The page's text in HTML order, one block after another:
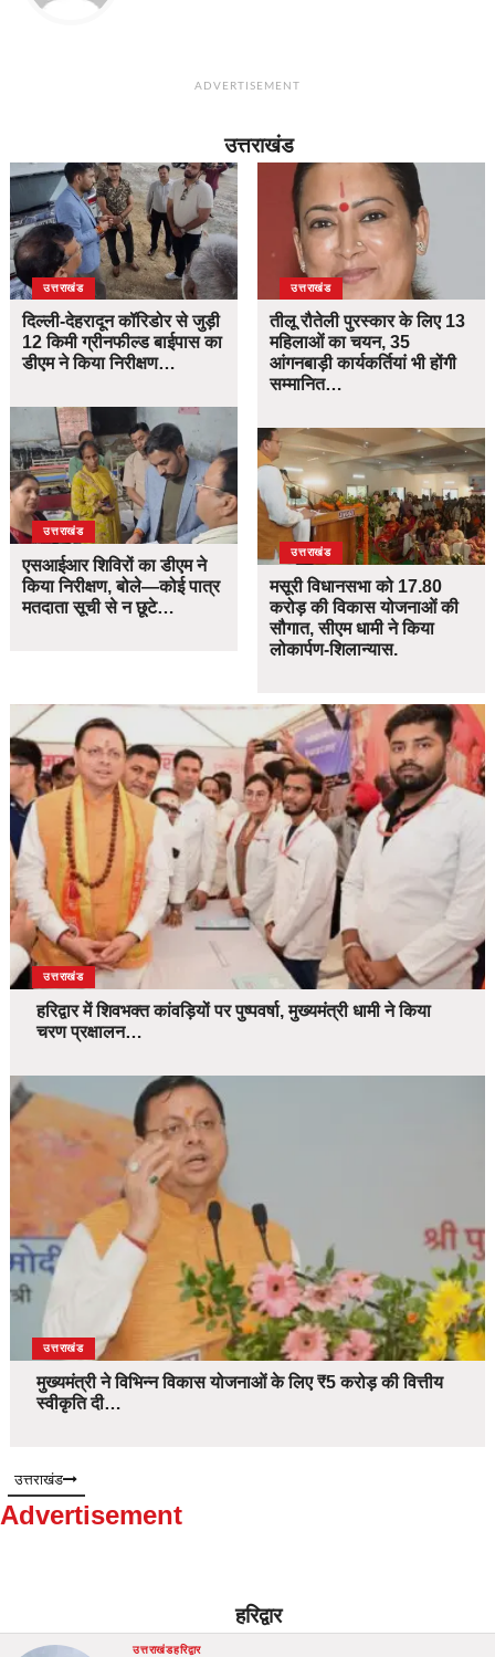
ADVERTISEMENT
उत्तराखंड
उत्तराखंड
दिल्ली-देहरादून कॉरिडोर से जुड़ी
12 किमी ग्रीनफील्ड बाईपास का
डीएम ने किया निरीक्षण…
उत्तराखंड
एसआईआर शिविरों का डीएम ने
किया निरीक्षण, बोले—कोई पात्र
मतदाता सूची से न छूटे…
उत्तराखंड
तीलू रौतेली पुरस्कार के लिए 13
महिलाओं का चयन, 35
आंगनबाड़ी कार्यकर्तियां भी होंगी
सम्मानित…
उत्तराखंड
मसूरी विधानसभा को 17.80
करोड़ की विकास योजनाओं की
सौगात, सीएम धामी ने किया
लोकार्पण-शिलान्यास.
उत्तराखंड
हरिद्वार में शिवभक्त कांवड़ियों पर पुष्पवर्षा, मुख्यमंत्री धामी ने किया
चरण प्रक्षालन…
उत्तराखंड
मुख्यमंत्री ने विभिन्न विकास योजनाओं के लिए ₹5 करोड़ की वित्तीय
स्वीकृति दी…
उत्तराखंड
Advertisement
हरिद्वार
उत्तराखंडहरिद्वार